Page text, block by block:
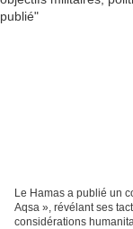
Le Hamas a publié un
Aqsa », révélant ses
considérations